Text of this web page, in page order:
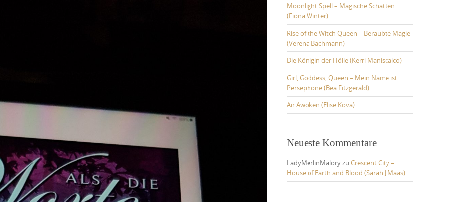
Moonlight Spell – Magische Schatten
(Fiona Winter)
Rise of the Witch Queen – Beraubte Magie
(Verena Bachmann)
Die Königin der Hölle (Kerri Maniscalco)
Girl, Goddess, Queen – Mein Name ist
Persephone (Bea Fitzgerald)
Air Awoken (Elise Kova)
Neueste Kommentare
LadyMerlinMaloryzu Crescent City –
House of Earth and Blood (Sarah J Maas)